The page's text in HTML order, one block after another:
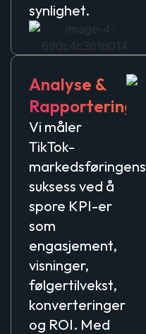
synlighet.
Analyse &
Rapportering
Vi måler
TikTok-
markedsføringens
suksess ved å
spore KPI-er
som
engasjement,
visninger,
følgertilvekst,
konverteringer
og ROI. Med